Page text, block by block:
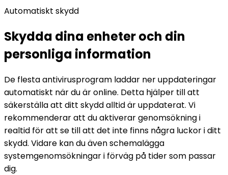
Automatiskt skydd
Skydda dina enheter och din
personliga information
De flesta antivirusprogram laddar ner uppdateringar
automatiskt när du är online. Detta hjälper till att
säkerställa att ditt skydd alltid är uppdaterat. Vi
rekommenderar att du aktiverar genomsökning i
realtid för att se till att det inte finns några luckor i ditt
skydd. Vidare kan du även schemalägga
systemgenomsökningar i förväg på tider som passar
dig.